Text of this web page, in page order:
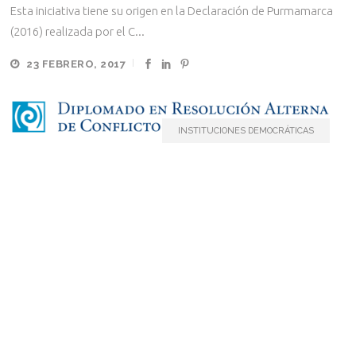
Esta iniciativa tiene su origen en la Declaración de Purmamarca
(2016) realizada por el C...
23 FEBRERO, 2017
INSTITUCIONES DEMOCRÁTICAS